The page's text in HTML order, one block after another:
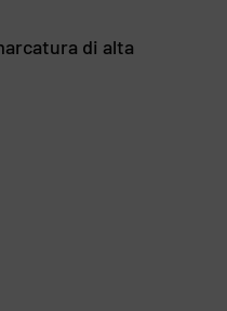
di alta